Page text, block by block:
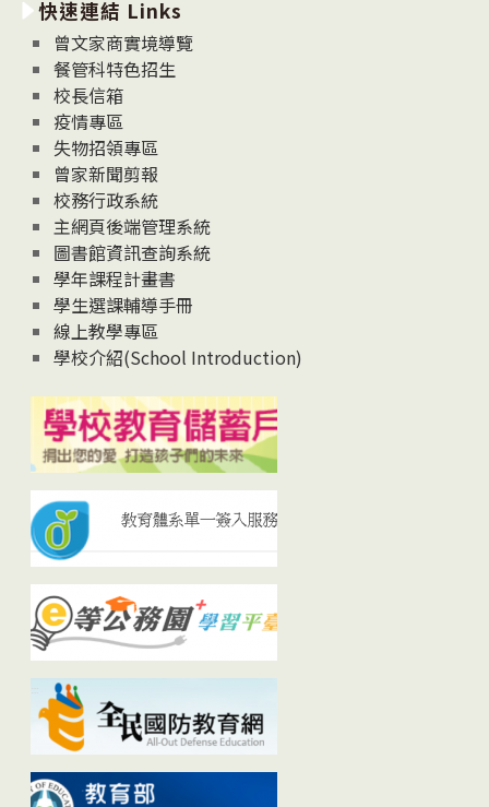
消
息
News
快速連結 Links
曾文家商實境導覽
餐管科特色招生
校長信箱
疫情專區
失物招領專區
曾家新聞剪報
校務行政系統
主網頁後端管理系統
圖書館資訊查詢系統
學年課程計畫書
學生選課輔導手冊
線上教學專區
學校介紹(School Introduction)